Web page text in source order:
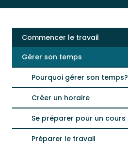
Commencer le travail
Gérer son temps
Pourquoi gérer son temps?
Créer un horaire
Se préparer pour un cours
Préparer le travail